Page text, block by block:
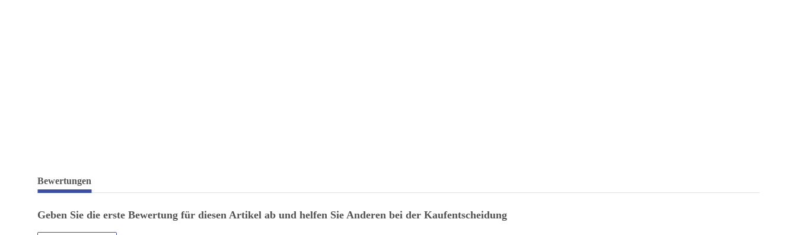
Bewertungen
Geben Sie die erste Bewertung für diesen Artikel ab und helfen Sie Anderen bei der Kaufentscheidung